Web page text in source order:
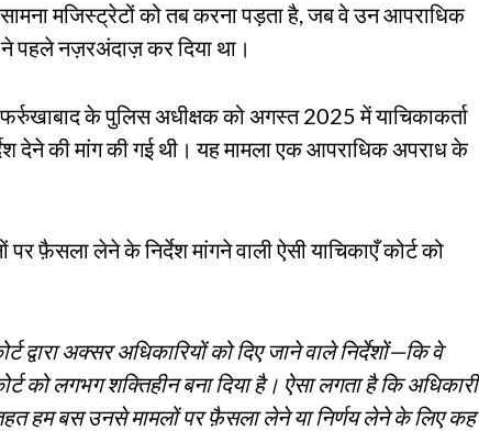
सामना मजिस्ट्रेटों को तब करना पड़ता है, जब वे उन आपराधिक
पहले नज़रअंदाज़ कर दिया था।
के पुलिस अधीक्षक को अगस्त 2025 में याचिकाकर्ता
देने की मांग की गई थी। यह मामला एक आपराधिक अपराध के
पर फ़ैसला लेने के निर्देश मांगने वाली ऐसी याचिकाएँ कोर्ट को
द्वारा अक्सर अधिकारियों को दिए जाने वाले निर्देशों—कि वे
लगभग शक्तिहीन बना दिया है। ऐसा लगता है कि अधिकारी
हम बस उनसे मामलों पर फ़ैसला लेने या निर्णय लेने के लिए कह